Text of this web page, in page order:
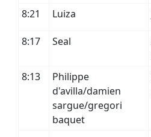
8:21 Luiza
8:17 Seal
8:13
Philippe
d'avilla/damien
sargue/gregori
baquet